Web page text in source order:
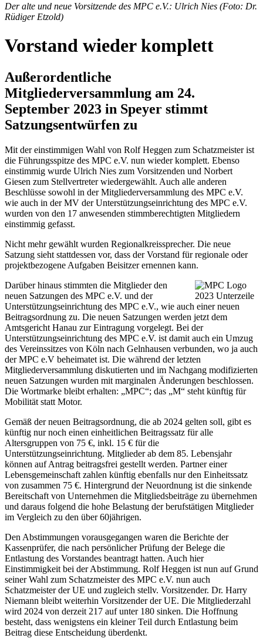
Der alte und neue Vorsitzende des MPC e.V.: Ulrich Nies (Foto: Dr.
Rüdiger Etzold)
Vorstand wieder komplett
Außerordentliche
Mitgliederversammlung am 24.
September 2023 in Speyer stimmt
Satzungsentwürfen zu
Mit der einstimmigen Wahl von Rolf Heggen zum Schatzmeister ist
die Führungsspitze des MPC e.V. nun wieder komplett. Ebenso
einstimmig wurde Ulrich Nies zum Vorsitzenden und Norbert
Giesen zum Stellvertreter wiedergewählt. Auch alle anderen
Beschlüsse sowohl in der Mitgliederversammlung des MPC e.V.
wie auch in der MV der Unterstützungseinrichtung des MPC e.V.
wurden von den 17 anwesenden stimmberechtigten Mitgliedern
einstimmig gefasst.
Nicht mehr gewählt wurden Regionalkreissprecher. Die neue
Satzung sieht stattdessen vor, dass der Vorstand für regionale oder
projektbezogene Aufgaben Beisitzer ernennen kann.
Darüber hinaus stimmten die Mitglieder den
neuen Satzungen des MPC e.V. und der
Unterstützungseinrichtung des MPC e.V., wie auch einer neuen
Beitragsordnung zu. Die neuen Satzungen werden jetzt dem
Amtsgericht Hanau zur Eintragung vorgelegt. Bei der
Unterstützungseinrichtung des MPC e.V. ist damit auch ein Umzug
des Vereinssitzes von Köln nach Gelnhausen verbunden, wo ja auch
der MPC e.V beheimatet ist. Die während der letzten
Mitgliederversammlung diskutierten und im Nachgang modifizierten
neuen Satzungen wurden mit marginalen Änderungen beschlossen.
Die Wortmarke bleibt erhalten: „MPC“; das „M“ steht künftig für
Mobilität statt Motor.
Gemäß der neuen Beitragsordnung, die ab 2024 gelten soll, gibt es
künftig nur noch einen einheitlichen Beitragssatz für alle
Altersgruppen von 75 €, inkl. 15 € für die
Unterstützungseinrichtung. Mitglieder ab dem 85. Lebensjahr
können auf Antrag beitragsfrei gestellt werden. Partner einer
Lebensgemeinschaft zahlen künftig ebenfalls nur den Einheitssatz
von zusammen 75 €. Hintergrund der Neuordnung ist die sinkende
Bereitschaft von Unternehmen die Mitgliedsbeiträge zu übernehmen
und daraus folgend die hohe Belastung der berufstätigen Mitglieder
im Vergleich zu den über 60jährigen.
Den Abstimmungen vorausgegangen waren die Berichte der
Kassenprüfer, die nach persönlicher Prüfung der Belege die
Entlastung des Vorstandes beantragt hatten. Auch hier
Einstimmigkeit bei der Abstimmung. Rolf Heggen ist nun auf Grund
seiner Wahl zum Schatzmeister des MPC e.V. nun auch
Schatzmeister der UE und zugleich stellv. Vorsitzender. Dr. Harry
Niemann bleibt weiterhin Vorsitzender der UE. Die Mitgliederzahl
wird 2024 von derzeit 217 auf unter 180 sinken. Die Hoffnung
besteht, dass wenigstens ein kleiner Teil durch Entlastung beim
Beitrag diese Entscheidung überdenkt.